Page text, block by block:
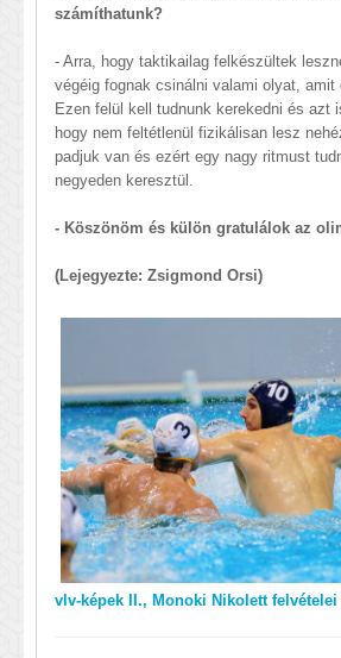
számíthatunk?
- Arra, hogy taktikailag felkészültek
végéig fognak csinálni valami olyat, amit
Ezen felül kell tudnunk kerekedni és azt
hogy nem feltétlenül fizikálisan lesz
padjuk van és ezért egy nagy ritmust
negyeden keresztül.
- Köszönöm és külön gratulálok az
(Lejegyezte: Zsigmond Orsi)
vlv-képek II., Monoki Nikolett felvételei